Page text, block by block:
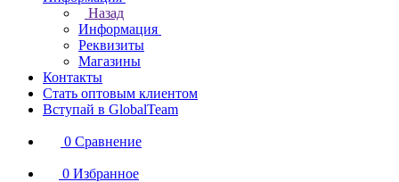
Назад
Информация
Реквизиты
Магазины
Контакты
Стать оптовым клиентом
Вступай в GlobalTeam
0 Сравнение
0 Избранное